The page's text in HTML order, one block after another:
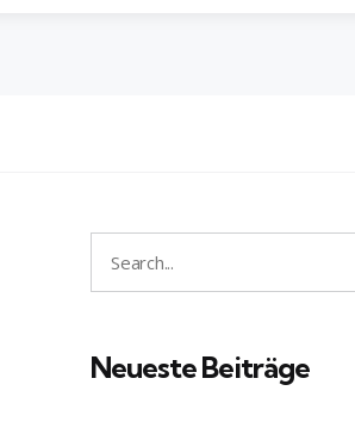
Search
for:
Neueste Beiträge